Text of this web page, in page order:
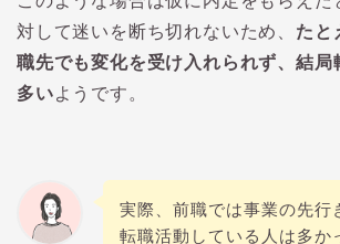
対して迷いを断ち切れないため、 たと
職先でも変化を受け入れられず、結局
多いようです。
実際、前職では事業の先行
転職活動している人は多か